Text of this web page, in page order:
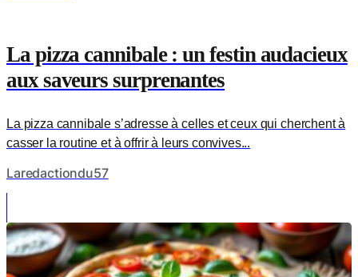
La pizza cannibale : un festin audacieux
aux saveurs surprenantes
La pizza cannibale s’adresse à celles et ceux qui cherchent à
casser la routine et à offrir à leurs convives...
Laredactiondu57